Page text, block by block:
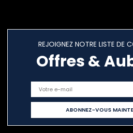
REJOIGNEZ NOTRE LISTE DE
Offres &